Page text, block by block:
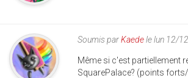
Soumis parKaedele lun 12/
Même si c'est partiellement
SquarePalace? (points